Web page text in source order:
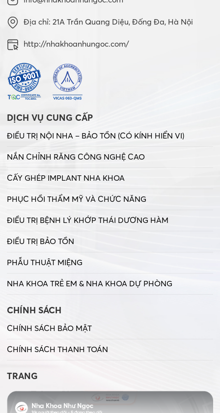
Địa chỉ: 21A Trần Quang Diệu, Đống Đa, Hà Nội
http://nhakhoanhungoc.com/
DỊCH VỤ CUNG CẤP
ĐIỀU TRỊ NỘI NHA – BẢO TỒN (CÓ KÍNH HIỂN VI)
NẮN CHỈNH RĂNG CÔNG NGHỆ CAO
CẤY GHÉP IMPLANT NHA KHOA
PHỤC HỒI THẨM MỸ VÀ CHỨC NĂNG
ĐIỀU TRỊ BỆNH LÝ KHỚP THÁI DƯƠNG HÀM
ĐIỀU TRỊ BẢO TỒN
PHẪU THUẬT MIỆNG
NHA KHOA TRẺ EM & NHA KHOA DỰ PHÒNG
CHÍNH SÁCH
CHÍNH SÁCH BẢO MẬT
CHÍNH SÁCH THANH TOÁN
TRANG